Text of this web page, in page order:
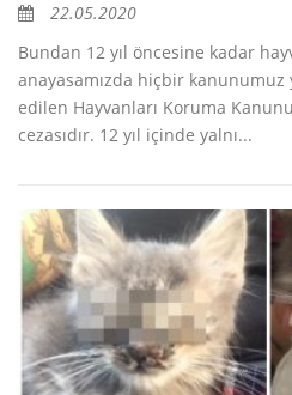
22.05.2020
Bundan 12 yıl öncesine kadar
anayasamızda hiçbir kanunumuz
edilen Hayvanları Koruma
cezasıdır. 12 yıl içinde yalnı...